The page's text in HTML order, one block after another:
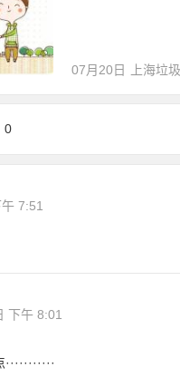
07月20日 上海垃
0
7:51
下午 8:01